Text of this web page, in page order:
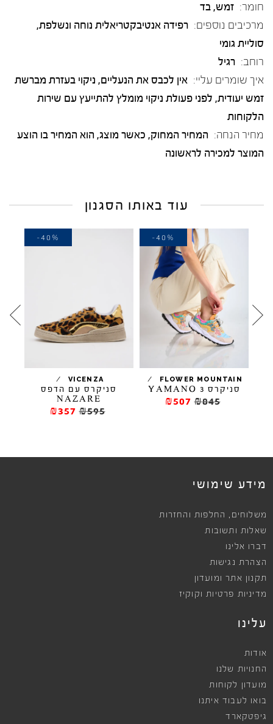
חומר: זמש, בד
מרכיבים נוספים: רפידה אנטיבקטריאלית נוחה ונשלפת,
סוליית גומי
רוחב: רגיל
איך שומרים עליי: אין לכבס את הנעליים, ניקוי בעזרת מברשת
זמש יעודית, לפני פעולת ניקוי מומלץ להתייעץ עם שירות
הלקוחות
מחיר הנחה: המחיר המחוק, כאשר מוצג, הוא המחיר בו הוצע
המוצר למכירה לראשונה
עוד באותו הסגנון
FLOWER MOUNTAIN
/
סניקרס YAMANO 3
₪845
₪507
-40%
VICENZA
/
סניקרס עם הדפס
NAZARE
₪595
₪357
-40%
מידע שימושי
משלוחים , החלפות והחזרות
שאלות ותשובות
דברו אלינו
הצהרת נגישות
תקנון אתר ומועדון
מדיניות פרטיות וקוקיז
עלינו
אודות
החנויות שלנו
מועדון לקוחות
בואו לעבוד איתנו
גיפטקארד